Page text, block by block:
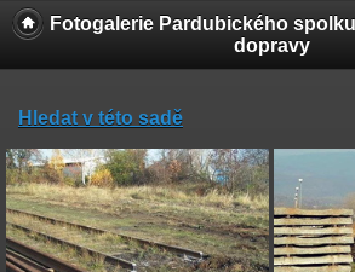
Fotogalerie Pardubického
dopravy
Hledat v této sadě